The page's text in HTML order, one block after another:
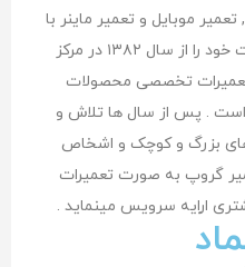
موبایل و تعمیر ماینر با
نام تجاری TamirGroup فعالیت خود را از سال ۱۳۸۲ در مرکز
تعمیرات تخصصی محصولات
است . پس از سال ها تلاش و
بزرگ و کوچک و اشخاص
گروپ به صورت تعمیرات
اراِیه سرویس مینماید .